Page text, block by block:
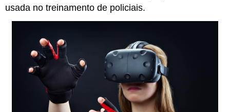
usada no treinamento de policiais.